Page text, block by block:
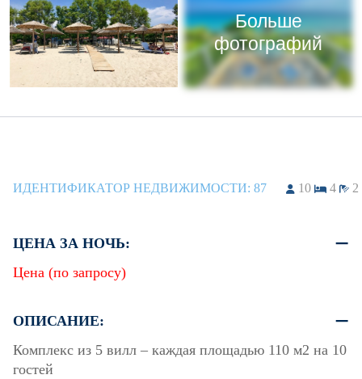
Больше
фотографий
ИДЕНТИФИКАТОР НЕДВИЖИМОСТИ: 87 10 4 2
ЦЕНА ЗА НОЧЬ:
Цена (по запросу)
ОПИСАНИЕ:
Комплекс из 5 вилл – каждая площадью 110 м2 на 10
гостей